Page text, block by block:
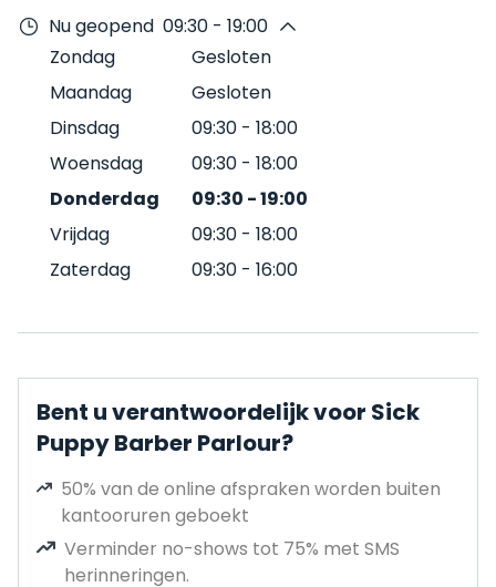
Nu geopend 09:30 - 19:00
Zondag
Gesloten
Maandag
Gesloten
Dinsdag
09:30 - 18:00
Woensdag
09:30 - 18:00
Donderdag
09:30 -19:00
Vrijdag
09:30 - 18:00
Zaterdag
09:30 - 16:00
Bent u verantwoordelijk voor Sick
Puppy Barber Parlour?
50% van de online afspraken worden buiten
kantooruren geboekt
Verminder no-shows tot 75% met SMS
herinneringen.